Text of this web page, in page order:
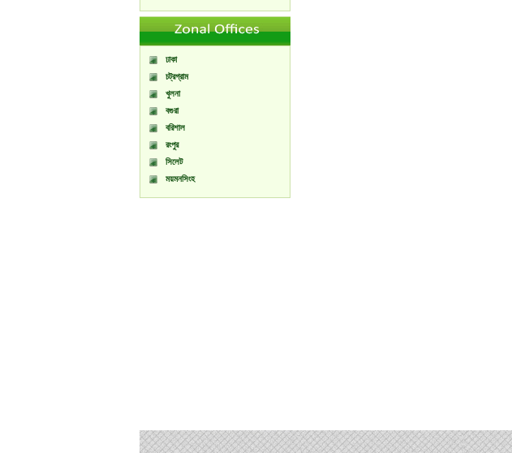
ঢাকা
চট্রগ্রাম
খুলনা
বগুরা
বরিশাল
রংপুর
সিলেট
ময়মনসিংহ